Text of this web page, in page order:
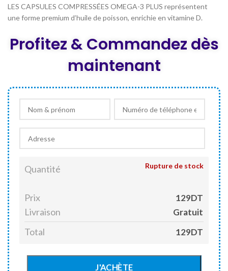
initial
était :
actuel
est :
LES CAPSULES COMPRESSÉES OMEGA-3 PLUS représentent
une forme premium d’huile de poisson, enrichie en vitamine D.
Profitez & Commandez dès
maintenant
Quantité Rupture de stock
Prix 129DT
Livraison Gratuit
Total 129DT